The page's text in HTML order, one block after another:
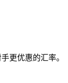
更优惠的汇率。